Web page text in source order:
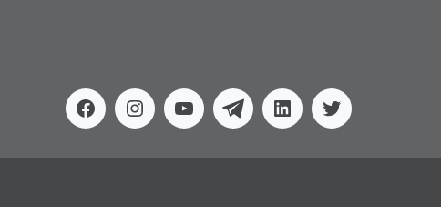
FacebookInstagram
YoutubeTelegramLinkedinTwitter